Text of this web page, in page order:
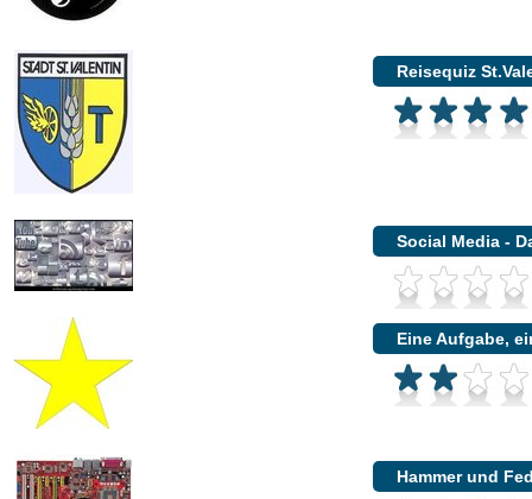
Reisequiz
Social Media -
Eine Aufgabe,
Hammer und